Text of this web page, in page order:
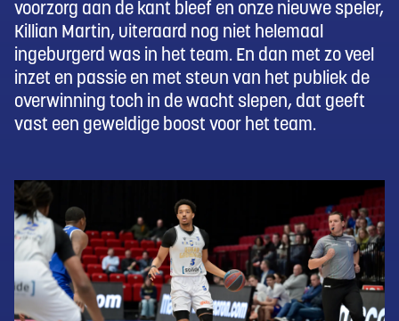
voorzorg aan de kant bleef en onze nieuwe speler,
Killian Martin, uiteraard nog niet helemaal
ingeburgerd was in het team. En dan met zo veel
inzet en passie en met steun van het publiek de
overwinning toch in de wacht slepen, dat geeft
vast een geweldige boost voor het team.